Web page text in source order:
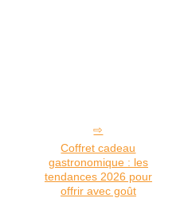
Coffret cadeau
gastronomique : les
tendances 2026 pour
offrir avec goût